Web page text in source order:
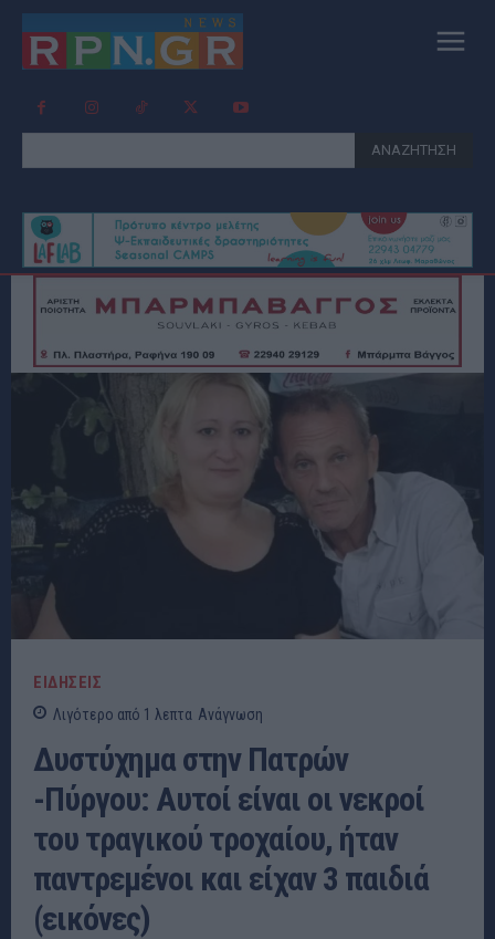
ΑΝΑΖΗΤΗΣΗ
ΕΙΔΗΣΕΙΣ
Λιγότερο από 1 λεπτα Ανάγνωση
Δυστύχημα στην Πατρών
-Πύργου: Αυτοί είναι οι νεκροί
του τραγικού τροχαίου, ήταν
παντρεμένοι και είχαν 3 παιδιά
(εικόνες)